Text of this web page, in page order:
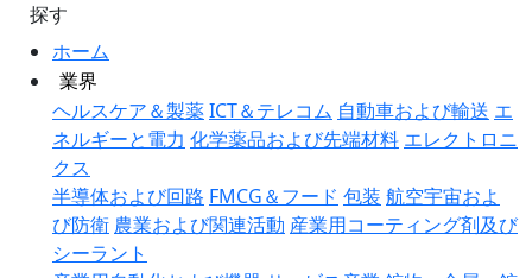
ホーム
業界
ヘルスケア＆製薬ICT＆テレコム 自動車および輸送 エ
ネルギーと電力 化学薬品および先端材料 エレクトロニ
クス
半導体および回路 FMCG＆フード 包装 航空宇宙およ
び防衛 農業および関連活動 産業用コーティング剤及び
シーラント
探す